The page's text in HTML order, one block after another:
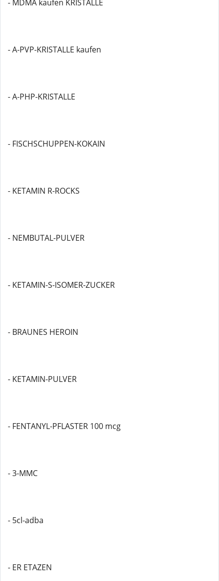
- MDMA kaufen KRISTALLE
- A-PVP-KRISTALLE kaufen
- A-PHP-KRISTALLE
- FISCHSCHUPPEN-KOKAIN
- KETAMIN R-ROCKS
- NEMBUTAL-PULVER
- KETAMIN-S-ISOMER-ZUCKER
- BRAUNES HEROIN
- KETAMIN-PULVER
- FENTANYL-PFLASTER 100 mcg
- 3-MMC
- 5cl-adba
- ER ETAZEN